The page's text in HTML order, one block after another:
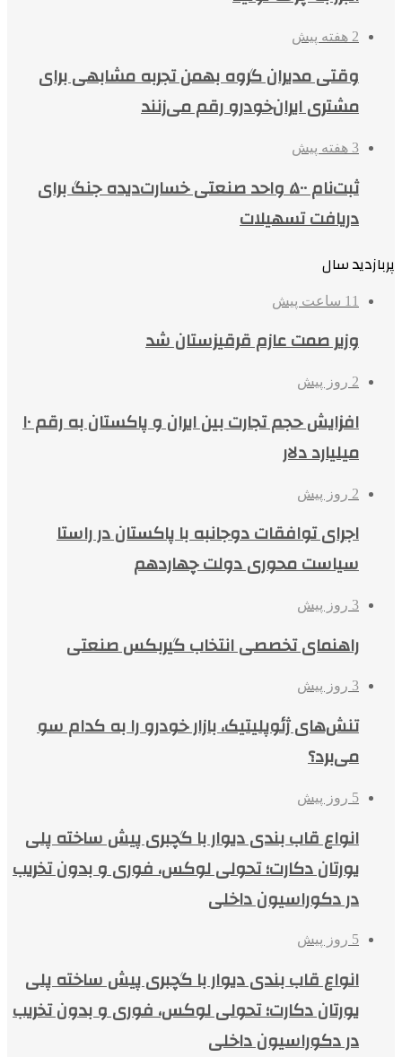
2 هفته پیش
وقتی مدیران گروه بهمن تجربه مشابهی برای
مشتری ایران‌خودرو رقم می‌زنند
3 هفته پیش
ثبت‌نام ۵۰۰ واحد صنعتی خسارت‌دیده جنگ برای
دریافت تسهیلات
پربازدید سال
11 ساعت پیش
وزیر صمت عازم قرقیزستان شد
2 روز پیش
افزایش حجم تجارت بین ایران و پاکستان به رقم ۱۰
میلیارد دلار
2 روز پیش
اجرای توافقات دوجانبه با پاکستان در راستا
سیاست محوری دولت چهاردهم
3 روز پیش
راهنمای تخصصی انتخاب گیربکس صنعتی
3 روز پیش
تنش‌های ژئوپلیتیک، بازار خودرو را به کدام سو
می‌برد؟
5 روز پیش
انواع قاب بندی دیوار با گچبری پیش ساخته پلی
یورتان دکارت؛ تحولی لوکس، فوری و بدون تخریب
در دکوراسیون داخلی
5 روز پیش
انواع قاب بندی دیوار با گچبری پیش ساخته پلی
یورتان دکارت؛ تحولی لوکس، فوری و بدون تخریب
در دکوراسیون داخلی